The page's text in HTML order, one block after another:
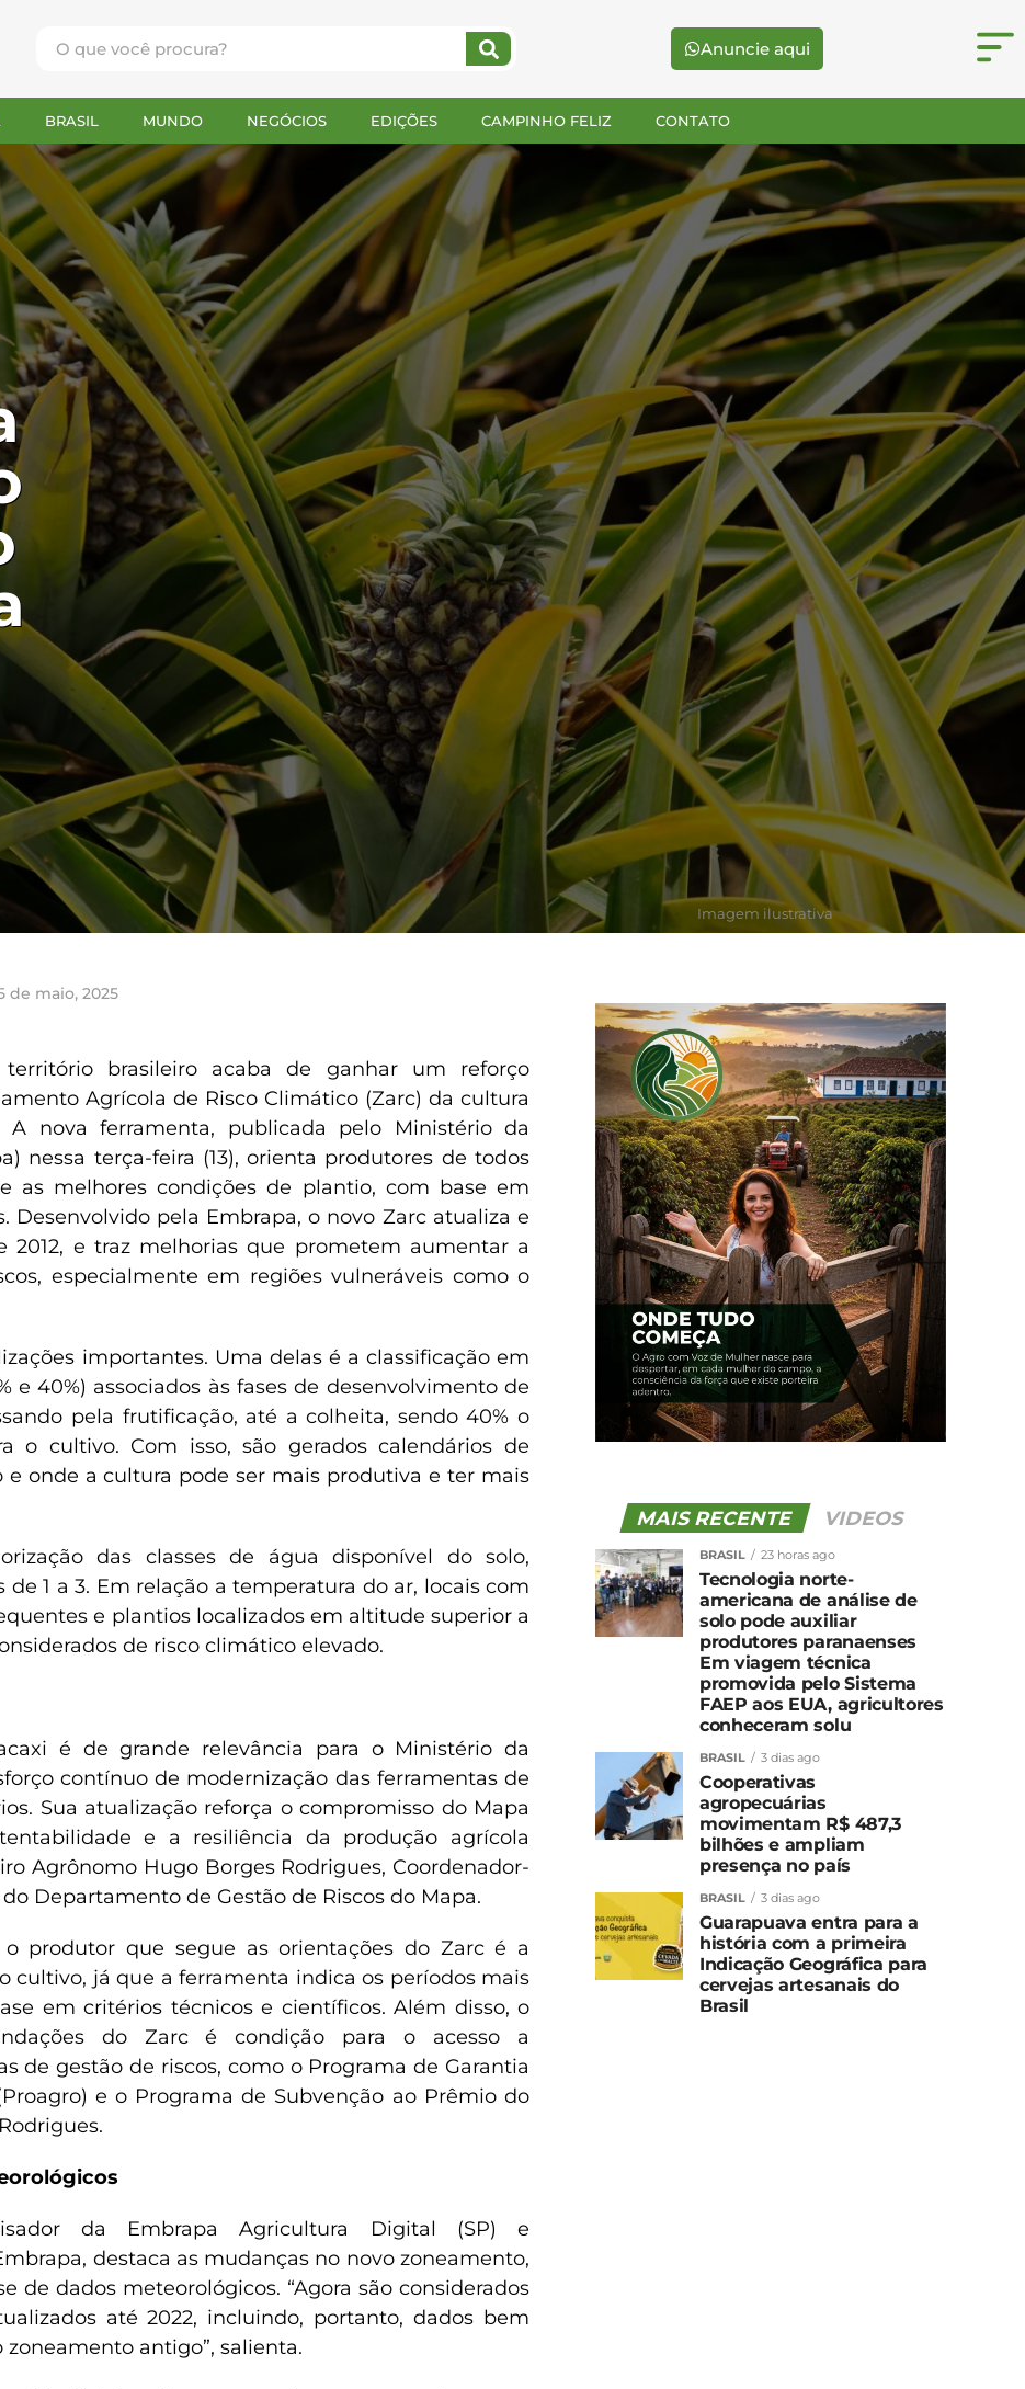
Anuncie aqui
BRASIL MUNDO NEGÓCIOS EDIÇÕES CAMPINHO FELIZ CONTATO
Imagem ilustrativa
de maio, 2025
brasileiro acaba de ganhar um reforço
Agrícola de Risco Climático (Zarc) da cultura
A nova ferramenta, publicada pelo Ministério da
nessa terça-feira (13), orienta produtores de todos
as melhores condições de plantio, com base em
Desenvolvido pela Embrapa, o novo Zarc atualiza e
2012, e traz melhorias que prometem aumentar a
especialmente em regiões vulneráveis como o
importantes. Uma delas é a classificação em
e 40%) associados às fases de desenvolvimento de
pela frutificação, até a colheita, sendo 40% o
o cultivo. Com isso, são gerados calendários de
onde a cultura pode ser mais produtiva e ter mais
das classes de água disponível do solo,
de 1 a 3. Em relação a temperatura do ar, locais com
e plantios localizados em altitude superior a
de risco climático elevado.
é de grande relevância para o Ministério da
contínuo de modernização das ferramentas de
Sua atualização reforça o compromisso do Mapa
e a resiliência da produção agrícola
Agrônomo Hugo Borges Rodrigues, Coordenador-
Departamento de Gestão de Riscos do Mapa.
produtor que segue as orientações do Zarc é a
cultivo, já que a ferramenta indica os períodos mais
em critérios técnicos e científicos. Além disso, o
do Zarc é condição para o acesso a
de gestão de riscos, como o Programa de Garantia
e o Programa de Subvenção ao Prêmio do
da Embrapa Agricultura Digital (SP) e
destaca as mudanças no novo zoneamento,
de dados meteorológicos. “Agora são considerados
até 2022, incluindo, portanto, dados bem
antigo”, salienta.
MAIS RECENTE VIDEOS
BRASIL 23 horas ago
Tecnologia norte-
americana de análise de
solo pode auxiliar
produtores paranaenses
Em viagem técnica
promovida pelo Sistema
FAEP aos EUA, agricultores
conheceram solu
BRASIL 3 dias ago
Cooperativas
agropecuárias
movimentam R$ 487,3
bilhões e ampliam
presença no país
BRASIL 3 dias ago
Guarapuava entra para a
história com a primeira
Indicação Geográfica para
cervejas artesanais do
Brasil